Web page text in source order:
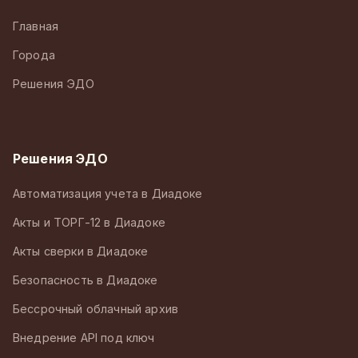
Главная
Города
Решения ЭДО
Решения ЭДО
Автоматизация учета в Диадоке
Акты и ТОРГ-12 в Диадоке
Акты сверки в Диадоке
Безопасность в Диадоке
Бессрочный облачный архив
Внедрение API под ключ